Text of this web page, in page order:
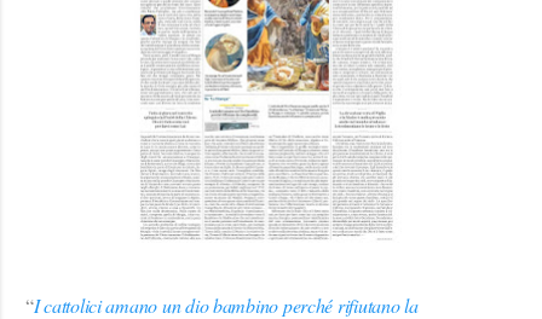
“I cattolici amano un dio bambino perché rifiutano la